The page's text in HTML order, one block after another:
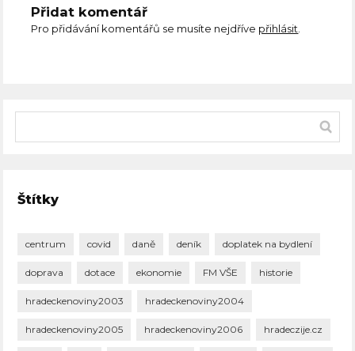
Přidat komentář
Pro přidávání komentářů se musíte nejdříve přihlásit.
Štítky
centrum covid daně deník doplatek na bydlení
doprava dotace ekonomie FM VŠE historie
hradeckenoviny2003 hradeckenoviny2004
hradeckenoviny2005 hradeckenoviny2006 hradeczije.cz